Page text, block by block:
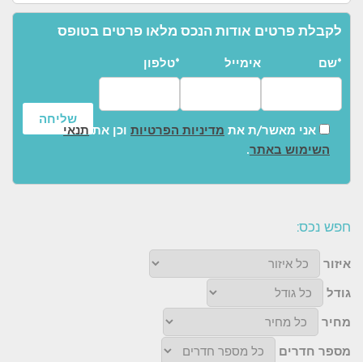
לקבלת פרטים אודות הנכס מלאו פרטים בטופס
שם* אימייל טלפון*
אני מאשר/ת את מדיניות הפרטיות וכן את תנאי
השימוש באתר.
חפש נכס:
איזור
גודל
מחיר
מספר חדרים